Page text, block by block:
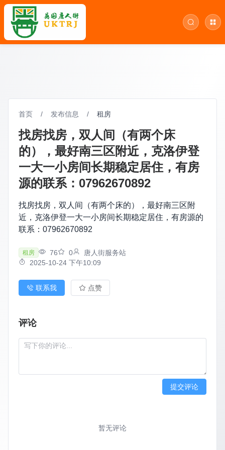
首页 / 发布信息 / 租房
找房找房，双人间（有两个床
的），最好南三区附近，克洛伊登
一大一小房间长期稳定居住，有房
源的联系：07962670892
找房找房，双人间（有两个床的），最好南三区附
近，克洛伊登一大一小房间长期稳定居住，有房源的
联系：07962670892
租房 76 0
唐人街服务站
2025-10-24 下午10:09
联系我 点赞
评论
提交评论
暂无评论